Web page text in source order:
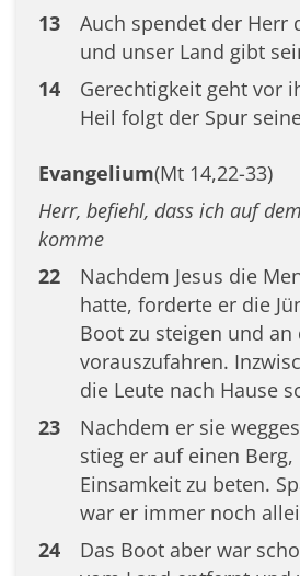
13
Auch spendet der Herr
und unser Land gibt
14
Gerechtigkeit geht vor
Heil folgt der Spur
Evangelium(Mt 14,22-33)
Herr, befiehl, dass ich auf
komme
22
Nachdem Jesus die
hatte, forderte er die
Boot zu steigen und an
vorauszufahren.
die Leute nach Hause
23
Nachdem er sie
stieg er auf einen
Einsamkeit zu beten.
war er immer noch
24
Das Boot aber war